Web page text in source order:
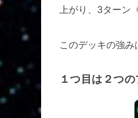
上がり、3ターン
このデッキの強み
１つ目は２つの